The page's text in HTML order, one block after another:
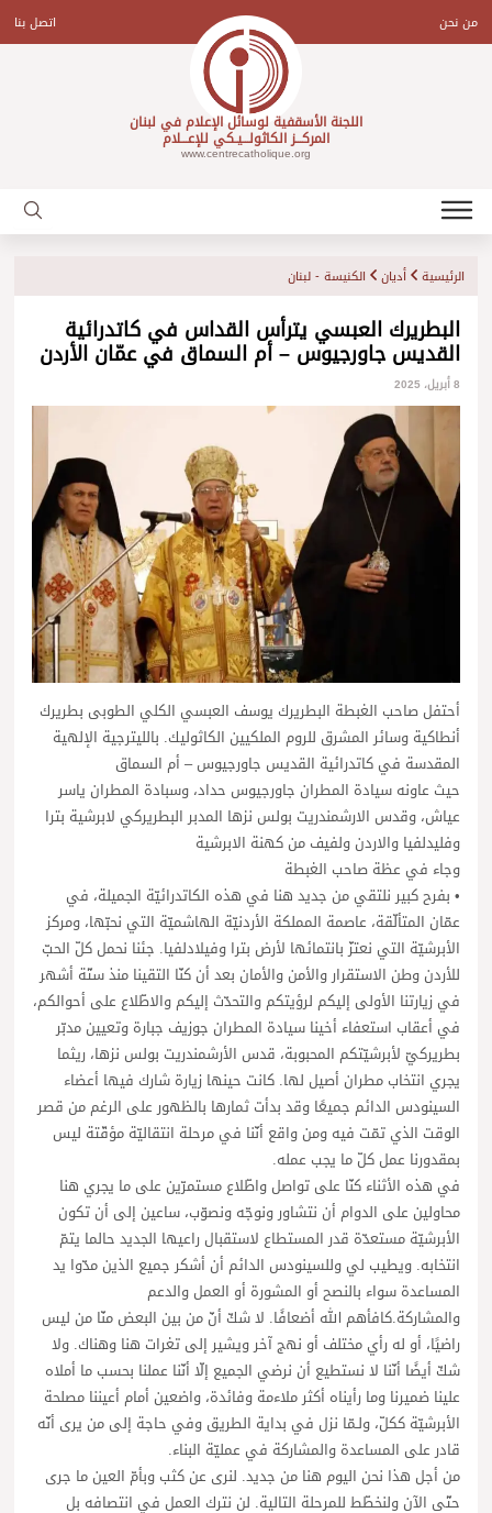
contentمن نحن اتصل بنا
اللجنة الأسقفية لوسائل الإعلام في لبنان
المركـــز الكاثولـــيـكي للإعـــلام
www.centrecatholique.org
الرئيسية أديان الكنيسة - لبنان
البطريرك العبسي يترأس القداس في كاتدرائية
القديس جاورجيوس – أم السماق في عمّان الأردن
8 أبريل، 2025
أحتفل صاحب الغبطة البطريرك يوسف العبسي الكلي الطوبى بطريرك
أنطاكية وسائر المشرق للروم الملكيين الكاثوليك. بالليترجية الإلهية
المقدسة في كاتدرائية القديس جاورجيوس – أم السماق
حيث عاونه سيادة المطران جاورجيوس حداد، وسبادة المطران ياسر
عياش، وقدس الارشمندريت بولس نزها المدبر البطريركي لابرشية بترا
وفليدلفيا والاردن ولفيف من كهنة الابرشية
وجاء في عظة صاحب الغبطة
• بفرح كبير نلتقي من جديد هنا في هذه الكاتدرائيّة الجميلة، في
عمّان المتألّقة، عاصمة المملكة الأردنيّة الهاشميّة التي نحبّها، ومركز
الأبرشيّة التي نعتزّ بانتمائها لأرض بترا وفيلادلفيا. جئنا نحمل كلّ الحبّ
للأردن وطن الاستقرار والأمن والأمان بعد أن كنّا التقينا منذ ستّة أشهر
في زيارتنا الأولى إليكم لرؤيتكم والتحدّث إليكم والاطّلاع على أحوالكم،
في أعقاب استعفاء أخينا سيادة المطران جوزيف جبارة وتعيين مدبّر
بطريركيّ لأبرشيّتكم المحبوبة، قدس الأرشمندريت بولس نزها، ريثما
يجري انتخاب مطران أصيل لها. كانت حينها زيارة شارك فيها أعضاء
السينودس الدائم جميعًا وقد بدأت ثمارها بالظهور على الرغم من قصر
الوقت الذي تمّت فيه ومن واقع أنّنا في مرحلة انتقاليّة مؤقّتة ليس
بمقدورنا عمل كلّ ما يجب عمله.
في هذه الأثناء كنّا على تواصل واطّلاع مستمرّين على ما يجري هنا
محاولين على الدوام أن نتشاور ونوجّه ونصوّب، ساعين إلى أن تكون
الأبرشيّة مستعدّة قدر المستطاع لاستقبال راعيها الجديد حالما يتمّ
انتخابه. ويطيب لي وللسينودس الدائم أن أشكر جميع الذين مدّوا يد
المساعدة سواء بالنصح أو المشورة أو العمل والدعم
والمشاركة.كافأهم الله أضعافًا. لا شكّ أنّ من بين البعض منّا من ليس
راضيًا، أو له رأي مختلف أو نهج آخر ويشير إلى تغرات هنا وهناك. ولا
شكّ أيضًا أنّنا لا نستطيع أن نرضي الجميع إلّا أنّنا عملنا بحسب ما أملاه
علينا ضميرنا وما رأيناه أكثر ملاءمة وفائدة، واضعين أمام أعيننا مصلحة
الأبرشيّة ككلّ، ولـمّا نزل في بداية الطريق وفي حاجة إلى من يرى أنّه
قادر على المساعدة والمشاركة في عمليّة البناء.
من أجل هذا نحن اليوم هنا من جديد. لنرى عن كثب وبأمّ العين ما جرى
حتّى الآن ولنخطّط للمرحلة التالية. لن نترك العمل في انتصافه بل